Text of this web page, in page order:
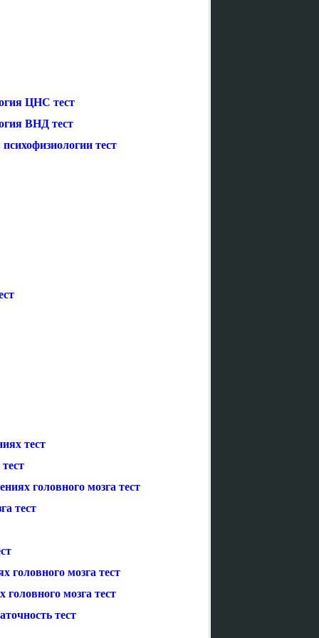
ЦНС тест
ВНД тест
тест
тест
головного мозга тест
тест
головного мозга тест
мозга тест
тест